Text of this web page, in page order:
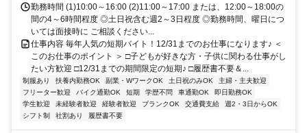
勤務時間 (1)10:00～16:00 (2)11:00～17:00 または、12:00～18:00の
間の4～6時間程度 ◎土日祝含む週2～3日程度 ◎勤務時間、曜日につ
いては面接時に ご相談ください...
仕事内容 毎年人気の短期バイト！12/31までのお仕事になります♪ ＜
このお仕事のポイント ＞ □子どもが好きな方・子供に関わる仕事がし
たい方歓迎 □12/31までの期間限定の短期♪ □履歴書不要＆...
制服あり 扶養内勤務OK 副業・WワークOK 土日祝のみOK
主婦・主夫歓迎
フリーター歓迎
バイク通勤OK 短期 学歴不問 車通勤OK
即日勤務OK
学生歓迎
未経験者歓迎 経験者歓迎 ブランクOK 交通費支給
週2・3日からOK
シフト制
社割あり 履歴書不要